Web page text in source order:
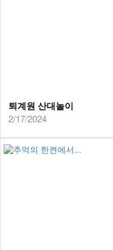
퇴계원 산대놀이
2/17/2024